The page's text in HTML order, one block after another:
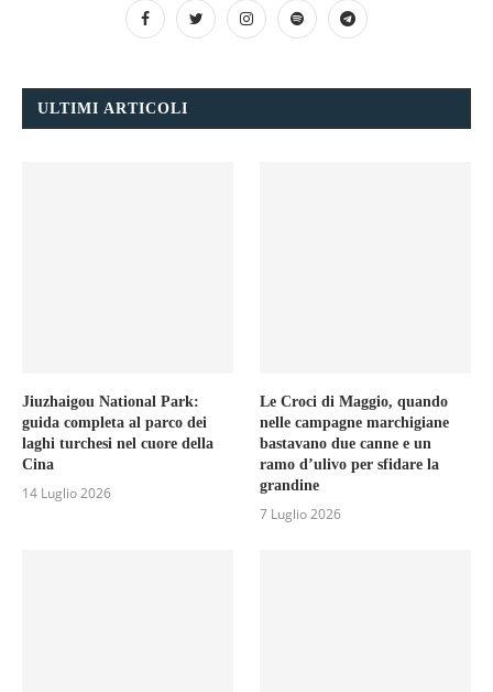
ULTIMI ARTICOLI
Jiuzhaigou National Park:
guida completa al parco dei
laghi turchesi nel cuore della
Cina
14 Luglio 2026
Le Croci di Maggio, quando
nelle campagne marchigiane
bastavano due canne e un
ramo d’ulivo per sfidare la
grandine
7 Luglio 2026